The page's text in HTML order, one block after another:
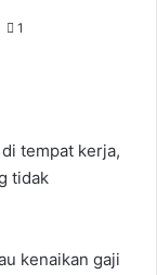
1
tempat kerja,
tidak
kenaikan gaji